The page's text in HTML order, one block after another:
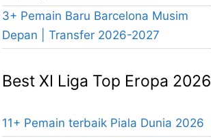
3+ Pemain Baru Barcelona Musim
Depan | Transfer 2026-2027
Best XI Liga Top Eropa 2026
11+ Pemain terbaik Piala Dunia 2026